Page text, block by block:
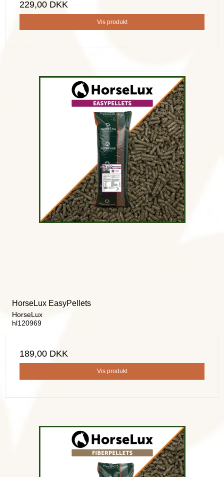
229,00 DKK
Vis produkt
HorseLux EasyPellets
HorseLux
hl120969
189,00 DKK
Vis produkt